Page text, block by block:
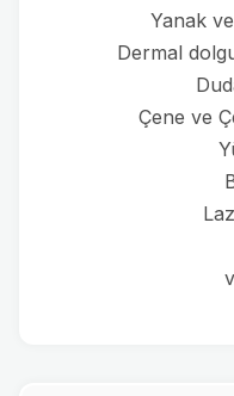
Yanak
Dermal
Çene ve